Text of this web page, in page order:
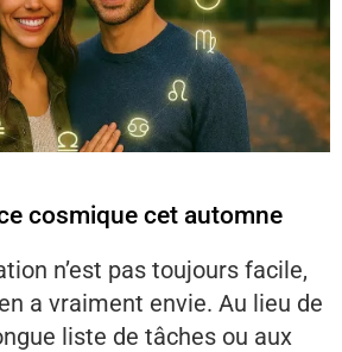
cosmique cet automne
n’est pas toujours facile,
a vraiment envie. Au lieu de
liste de tâches ou aux